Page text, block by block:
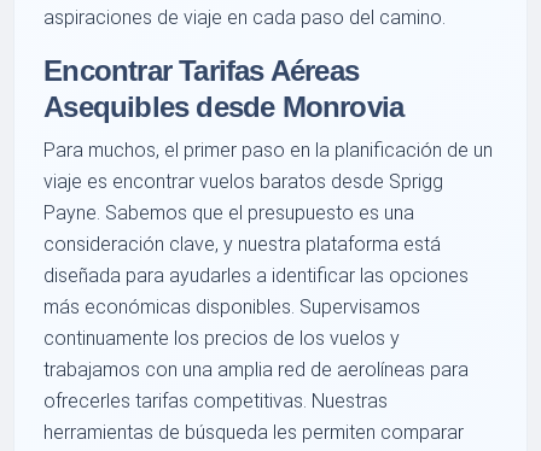
aspiraciones de viaje en cada paso del camino.
Encontrar Tarifas Aéreas
Asequibles desde Monrovia
Para muchos, el primer paso en la planificación de un
viaje es encontrar vuelos baratos desde Sprigg
Payne. Sabemos que el presupuesto es una
consideración clave, y nuestra plataforma está
diseñada para ayudarles a identificar las opciones
más económicas disponibles. Supervisamos
continuamente los precios de los vuelos y
trabajamos con una amplia red de aerolíneas para
ofrecerles tarifas competitivas. Nuestras
herramientas de búsqueda les permiten comparar